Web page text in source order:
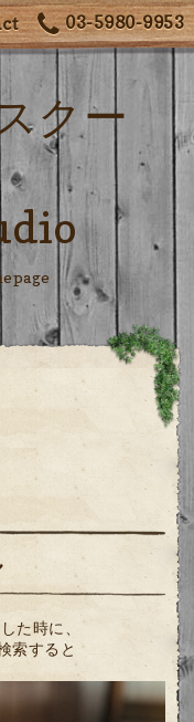
03-5980-9953
クー
た時に、
索すると